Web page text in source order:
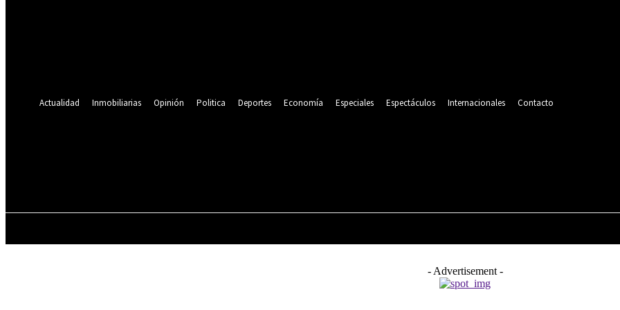
Actualidad
Inmobiliarias Opinión Politica Deportes Economía Especiales Espectáculos Internacionales Contacto
- Advertisement -